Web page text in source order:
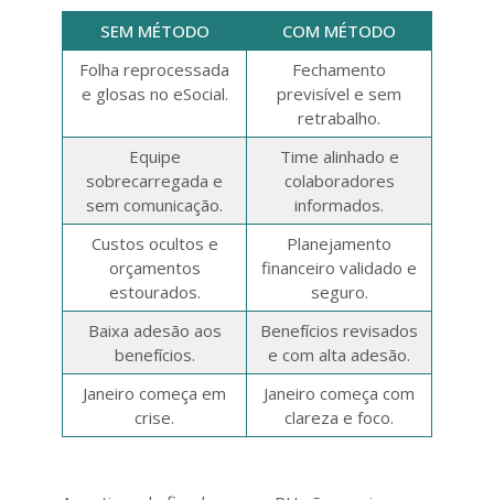
SEM MÉTODO
COM MÉTODO
Folha reprocessada
e glosas no eSocial.
Fechamento
previsível e sem
retrabalho.
Equipe
sobrecarregada e
sem comunicação.
Time alinhado e
colaboradores
informados.
Custos ocultos e
orçamentos
estourados.
Planejamento
financeiro validado e
seguro.
Baixa adesão aos
benefícios.
Benefícios revisados
e com alta adesão.
Janeiro começa em
crise.
Janeiro começa com
clareza e foco.